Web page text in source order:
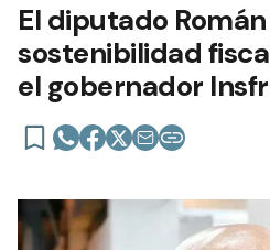
El diputado
sostenibilidad
el gobernador